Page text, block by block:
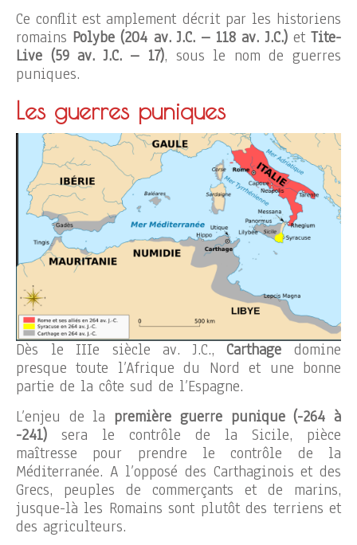
Ce conflit est amplement décrit par les historiens
romains Polybe (204 av. J.C. – 118 av. J.C.)etTite-
Live (59 av. J.C. – 17), sous le nom de guerres
puniques.
Les guerres puniques
Dès le IIIe siècle av. J.C.,Carthage domine
presque toute l’Afrique du Nord et une bonne
partie de la côte sud de l’Espagne.
L’enjeu de la première guerre punique (-264 à
-241) sera le contrôle de la Sicile, pièce
maîtresse pour prendre le contrôle de la
Méditerranée. A l’opposé des Carthaginois et des
Grecs, peuples de commerçants et de marins,
jusque-là les Romains sont plutôt des terriens et
des agriculteurs.